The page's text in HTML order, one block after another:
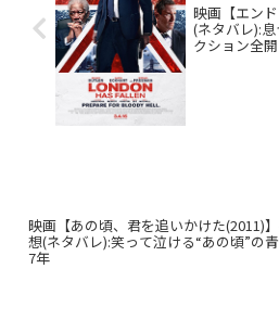
映画【エン
(ネタバレ):
クション全開
映画【あの頃、君を追いかけた(2011)
想(ネタバレ):笑って泣ける“あの頃”の
7年